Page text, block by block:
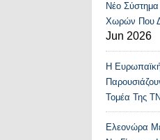
Νέο
Χωρών Που
Jun 2026
Η
Τομέα Της ΤΝ
Ελεονώρα